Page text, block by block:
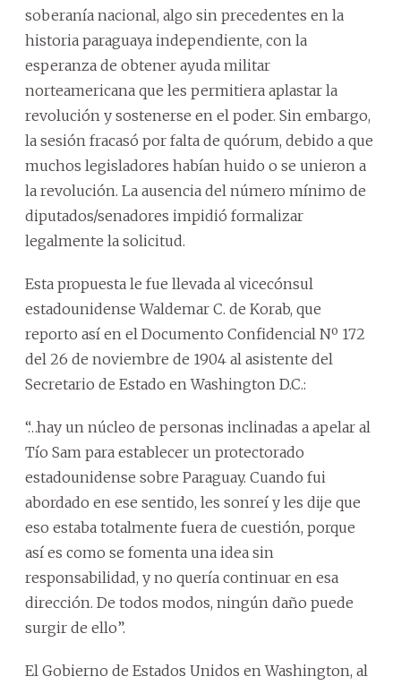
soberanía nacional, algo sin precedentes en la
historia paraguaya independiente, con la
esperanza de obtener ayuda militar
norteamericana que les permitiera aplastar la
revolución y sostenerse en el poder. Sin embargo,
la sesión fracasó por falta de quórum, debido a que
muchos legisladores habían huido o se unieron a
la revolución. La ausencia del número mínimo de
diputados/senadores impidió formalizar
legalmente la solicitud.
Esta propuesta le fue llevada al vicecónsul
estadounidense Waldemar C. de Korab, que
reporto así en el Documento Confidencial Nº 172
del 26 de noviembre de 1904 al asistente del
Secretario de Estado en Washington D.C.:
“…hay un núcleo de personas inclinadas a apelar al
Tío Sam para establecer un protectorado
estadounidense sobre Paraguay. Cuando fui
abordado en ese sentido, les sonreí y les dije que
eso estaba totalmente fuera de cuestión, porque
así es como se fomenta una idea sin
responsabilidad, y no quería continuar en esa
dirección. De todos modos, ningún daño puede
surgir de ello”.
El Gobierno de Estados Unidos en Washington, al